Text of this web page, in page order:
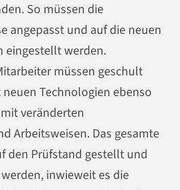
So müssen die
angepasst und auf die neuen
eingestellt werden.
müssen geschult
Technologien ebenso
veränderten
Arbeitsweisen. Das gesamte
den Prüfstand gestellt und
inwieweit es die